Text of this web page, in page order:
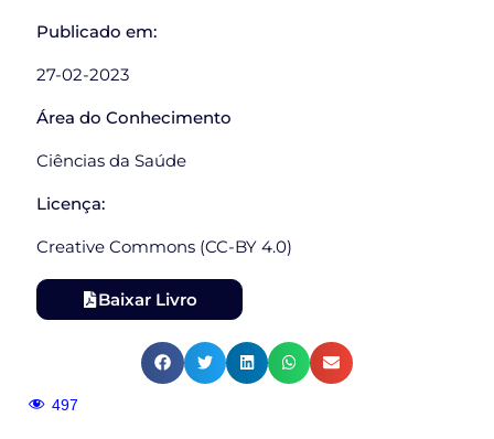
Publicado em:
27-02-2023
Área do Conhecimento
Ciências da Saúde
Licença:
Creative Commons (CC-BY 4.0)
Baixar Livro
497